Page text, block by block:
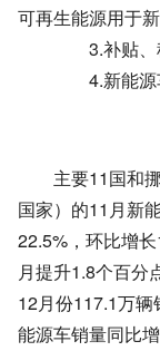
可再生能源用于新
3.补贴、税收
4.新能源车
主要11国和挪
国家）的11月新
22.5%，环比增
月提升1.8个百分
12月份117.1万
能源车销量同比